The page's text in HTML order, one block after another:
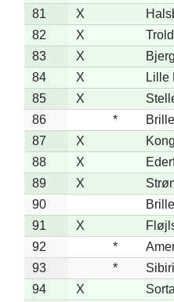
81
X
82
X
83
X
84
X
Lille
85
X
86
*
87
X
88
X
89
X
90
91
X
92
*
93
*
94
X